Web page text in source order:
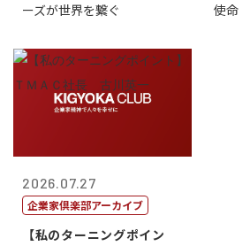
ーズが世界を繋ぐ
使命
2026.07.27
企業家倶楽部アーカイブ
【私のターニングポイン